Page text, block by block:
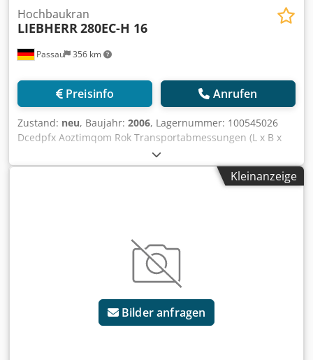
Passau 356 km
Hochbaukran
LIEBHERR 280EC-H 16
Preisinfo Anrufen
Zustand: neu, Baujahr: 2006, Lagernummer: 100545026
Dcedpfx Aoztimqom Rok Transportabmessungen (L x B x
H): 0 x 0 x 0 ---- Hubwerk 65kW 1 x Unterwagen 6,0m Spur
und erforderlichen Zentralballast Turmstücke für 30m
Hakenhöhe Ausladung 50m inkl. Gegenballast Farbe Gelb
Kleinanzeige
Bilder anfragen